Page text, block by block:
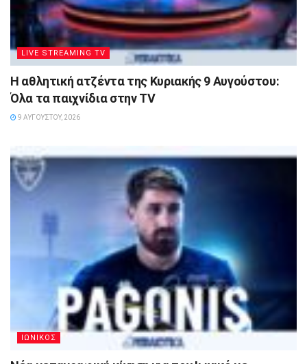
LIVE STREAMING TV
Η αθλητική ατζέντα της Κυριακής 9 Αυγούστου:
Όλα τα παιχνίδια στην TV
9 ΑΥΓΟΎΣΤΟΥ, 2026
ΙΩΝΙΚΟΣ